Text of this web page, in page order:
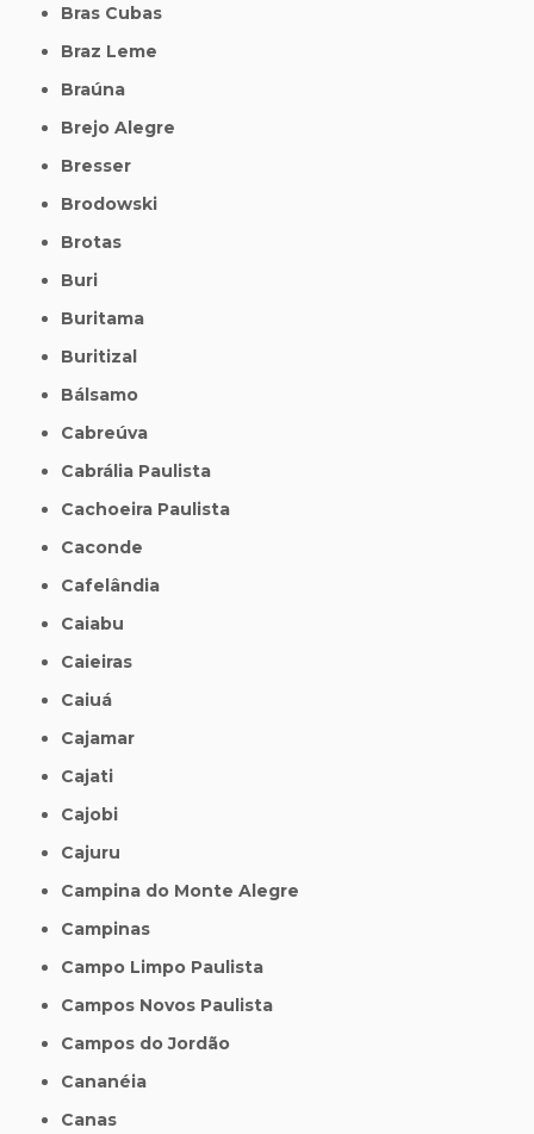
Bras Cubas
Braz Leme
Braúna
Brejo Alegre
Bresser
Brodowski
Brotas
Buri
Buritama
Buritizal
Bálsamo
Cabreúva
Cabrália Paulista
Cachoeira Paulista
Caconde
Cafelândia
Caiabu
Caieiras
Caiuá
Cajamar
Cajati
Cajobi
Cajuru
Campina do Monte Alegre
Campinas
Campo Limpo Paulista
Campos Novos Paulista
Campos do Jordão
Cananéia
Canas